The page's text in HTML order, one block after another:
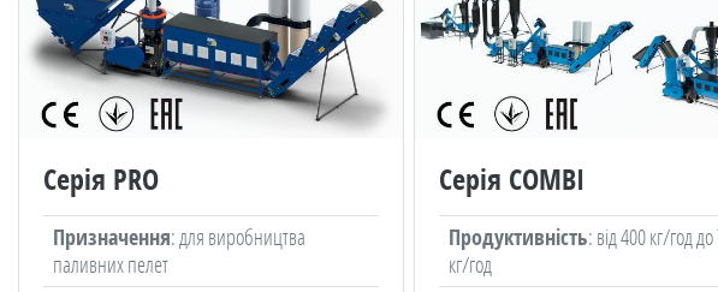
Серія PRO
Призначення: для виробництва
паливних пелет
Серія COMBI
Продуктивність: від 400 кг/год
кг/год